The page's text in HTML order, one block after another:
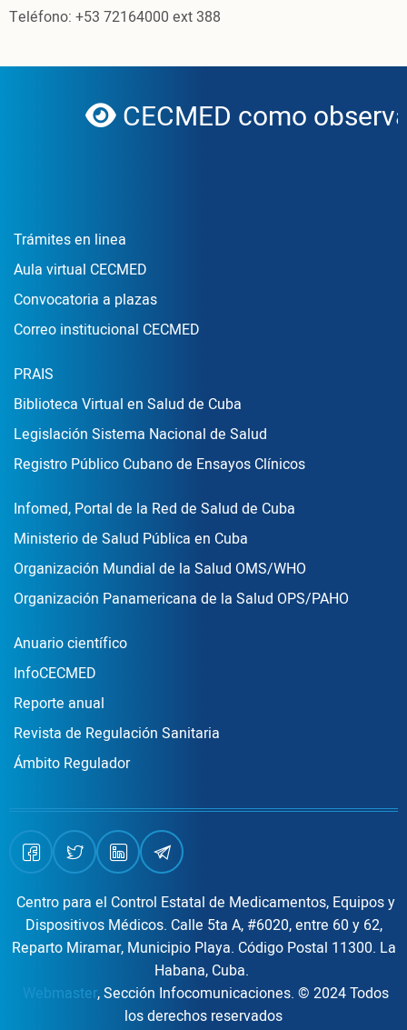
Teléfono: +53 72164000 ext 388
globe
CECMED como
Enlace Footer1
Trámites en linea
Aula virtual CECMED
Convocatoria a plazas
Correo institucional CECMED
Enlace Footer2
PRAIS
Biblioteca Virtual en Salud de Cuba
Legislación Sistema Nacional de Salud
Registro Público Cubano de Ensayos Clínicos
Enlace Footer3
Infomed, Portal de la Red de Salud de Cuba
Ministerio de Salud Pública en Cuba
Organización Mundial de la Salud OMS/WHO
Organización Panamericana de la Salud OPS/PAHO
Publicaciones
Anuario científico
InfoCECMED
Reporte anual
Revista de Regulación Sanitaria
Ámbito Regulador
Centro para el Control Estatal de Medicamentos, Equipos y
Dispositivos Médicos. Calle 5ta A, #6020, entre 60 y 62,
Reparto Miramar, Municipio Playa. Código Postal 11300. La
Habana, Cuba.
Webmaster, Sección Infocomunicaciones. © 2024 Todos
los derechos reservados